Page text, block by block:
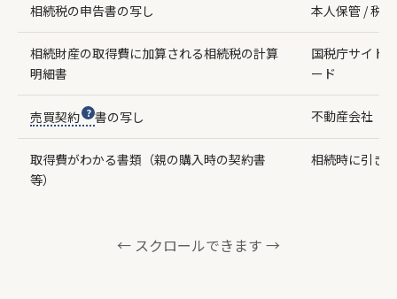
相続税の申告書の写し 本人保管 / 税
相続財産の取得費に加算される相続税の計算
明細書
国税庁サイト
ード
売買契約 書の写し 不動産会社
取得費がわかる書類（親の購入時の契約書
等）
相続時に引き
← スクロールできます →